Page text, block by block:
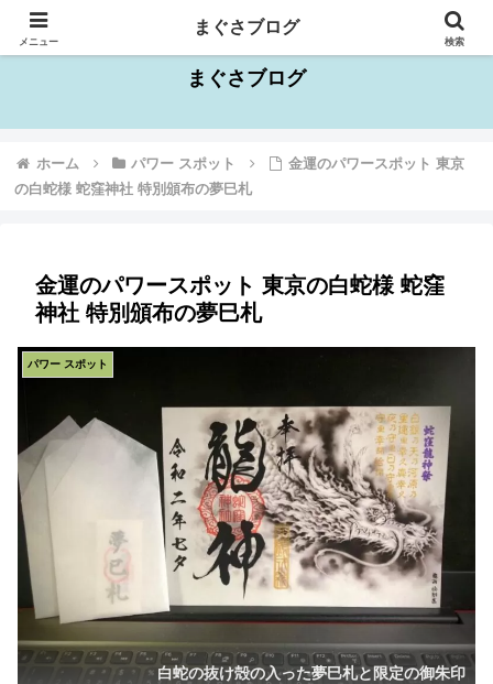
千葉県を中心としたお出かけスポット情報
まぐさブログ
ホーム パワー スポット
金運のパワースポット 東京
の白蛇様 蛇窪神社 特別頒布の夢巳札
金運のパワースポット 東京の白蛇様 蛇窪
神社 特別頒布の夢巳札
パワー スポット
白蛇の抜け殻の入った夢巳札と限定の御朱印
メニュー
まぐさブログ
検索